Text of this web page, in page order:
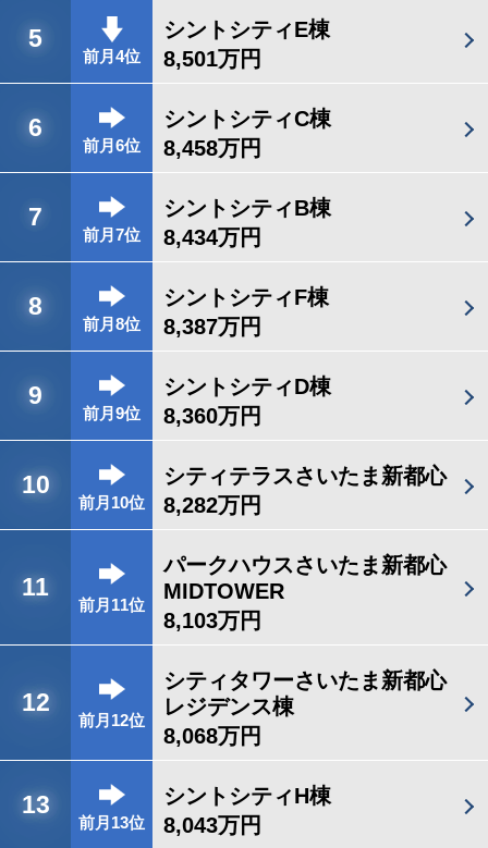
5
前月4位
シントシティE棟
8,501万円
6
前月6位
シントシティC棟
8,458万円
7
前月7位
シントシティB棟
8,434万円
8
前月8位
シントシティF棟
8,387万円
9
前月9位
シントシティD棟
8,360万円
10
前月10位
シティテラスさいたま新都心
8,282万円
11
前月11位
パークハウスさいたま新都心
MIDTOWER
8,103万円
12
前月12位
シティタワーさいたま新都心
レジデンス棟
8,068万円
13
前月13位
シントシティH棟
8,043万円